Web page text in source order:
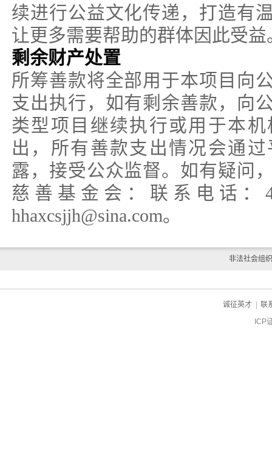
续进行公益文化传递，打造有
让更多需要帮助的群体因此受益
剩余财产处置
所筹善款将全部用于本项目向
支出执行，如有剩余善款，向
类型项目继续执行或用于本
出，所有善款支出情况会通
露，接受公众监督。如有疑问
慈善基金会：联系电话：
hhaxcsjjh@sina.com。
非法社会组
诚征英才
联
ICP